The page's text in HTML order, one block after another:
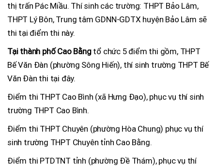
thị trấn Pác Miầu. Thí sinh các trường: THPT Bảo Lâm,
THPT Lý Bôn, Trung tâm GDNN-GDTX huyện Bảo Lâm sẽ
thi tại điểm thi này.
Tại thành phố Cao Bằngtổ chức 5 điểm thi gồm, THPT
Bế Văn Đàn (phường Sông Hiến), thí sinh trường THPT Bế
Văn Đàn thi tại đây.
Điểm thi THPT Cao Bình (xã Hưng Đạo), phục vụ thí sinh
trường THPT Cao Bình.
Điểm thi THPT Chuyên (phường Hòa Chung) phục vụ thí
sinh trường THPT Chuyên tỉnh Cao Bằng.
Điểm thi PTDTNT tỉnh (phường Đề Thám), phục vụ thí